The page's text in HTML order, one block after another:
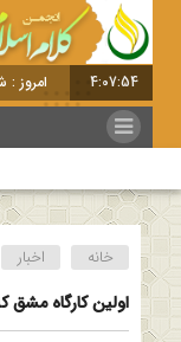
4:07:55 امروز : شنبه -
خانه اخبار
اولین کارگاه مشق